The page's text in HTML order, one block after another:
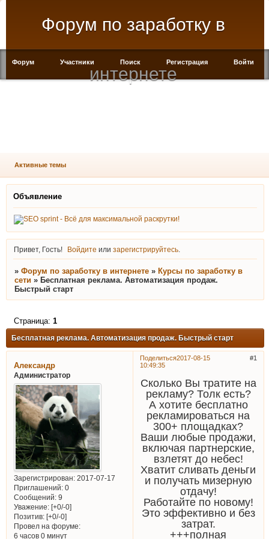
Форум по заработку в
интернете
Форум Участники Поиск Регистрация Войти
Активные темы
Объявление
Привет, Гость! Войдите илизарегистрируйтесь
» Форум по заработку в интернете » Курсы по заработку в
сети » Бесплатная реклама. Автоматизация продаж.
Быстрый старт
Бесплатная реклама. Автоматизация продаж. Быстрый старт
Страница: 1
Поделиться 1
2017-08-15
10:49:35
Александр
Администратор
Зарегистрирован: 2017-07-17
Приглашений:0
Сообщений:9
Уважение: [+0/-0]
Позитив: [+0/-0]
Провел на форуме:
6 часов 0 минут
Сколько Вы тратите на
рекламу? Толк есть?
А хотите бесплатно
рекламироваться на
300+ площадках?
Ваши любые продажи,
включая партнерские,
взлетят до небес!
Хватит сливать деньги
и получать мизерную
отдачу!
Работайте по новому!
Это эффективно и без
затрат.
+++полная